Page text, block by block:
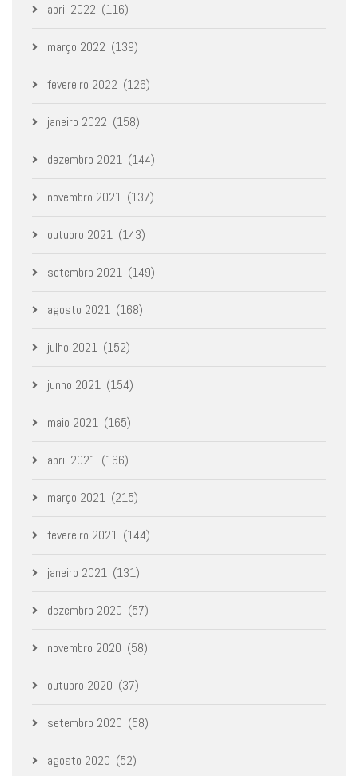
abril 2022 (116)
março 2022 (139)
fevereiro 2022 (126)
janeiro 2022 (158)
dezembro 2021 (144)
novembro 2021 (137)
outubro 2021 (143)
setembro 2021 (149)
agosto 2021 (168)
julho 2021 (152)
junho 2021 (154)
maio 2021 (165)
abril 2021 (166)
março 2021 (215)
fevereiro 2021 (144)
janeiro 2021 (131)
dezembro 2020 (57)
novembro 2020 (58)
outubro 2020 (37)
setembro 2020 (58)
agosto 2020 (52)